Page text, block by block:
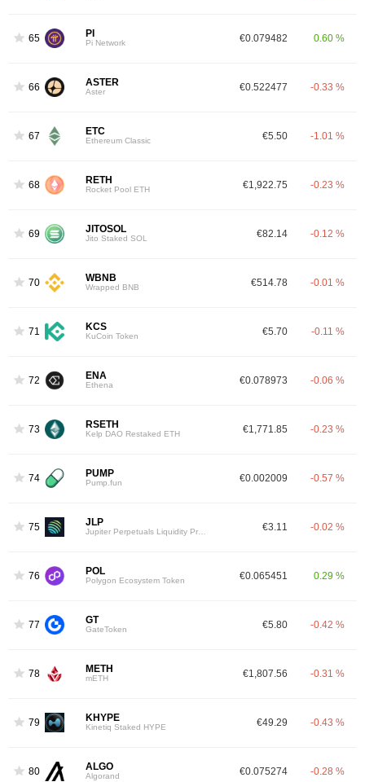
65 PI
Pi Network €0.079482 0.60 %
66 ASTER
Aster €0.522477 -0.33 %
67 ETC
Ethereum Classic €5.50 -1.01 %
68 RETH
Rocket Pool ETH €1,922.75 -0.23 %
69 JITOSOL
Jito Staked SOL €82.14 -0.12 %
70 WBNB
Wrapped BNB €514.78 -0.01 %
71 KCS
KuCoin Token €5.70 -0.11 %
72 ENA
Ethena €0.078973 -0.06 %
73 RSETH
Kelp DAO Restaked ETH €1,771.85 -0.23 %
74 PUMP
Pump.fun €0.002009 -0.57 %
75 JLP €3.11 -0.02 %
76 POL
Polygon Ecosystem Token €0.065451 0.29 %
77 GT
GateToken €5.80 -0.42 %
78 METH
mETH €1,807.56 -0.31 %
79 KHYPE
Kinetiq Staked HYPE €49.29 -0.43 %
80 ALGO
Algorand €0.075274 -0.28 %